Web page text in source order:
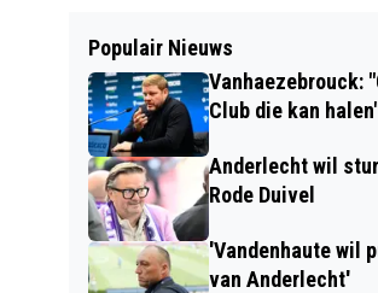
Populair Nieuws
Vanhaezebrouck:
Club die kan
Anderlecht wil
Rode Duivel
'Vandenhaute wil
van Anderlecht'